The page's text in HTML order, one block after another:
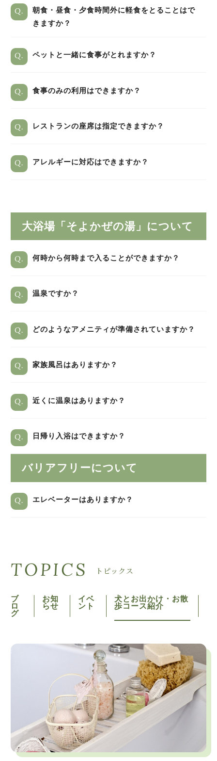
Q.
朝食・昼食・夕食時間外に軽食をとることはで
きますか？
Q. ペットと一緒に食事がとれますか？
Q. 食事のみの利用はできますか？
Q. レストランの座席は指定できますか？
Q. アレルギーに対応はできますか？
大浴場「そよかぜの湯」について
Q. 何時から何時まで入ることができますか？
Q. 温泉ですか？
Q. どのようなアメニティが準備されていますか？
Q. 家族風呂はありますか？
Q. 近くに温泉はありますか？
Q. 日帰り入浴はできますか？
バリアフリーについて
Q. エレベーターはありますか？
TOPICS トピックス
ブ
ロ
グ
お知
らせ
イベ
ント
犬とお出かけ・お散
歩コース紹介